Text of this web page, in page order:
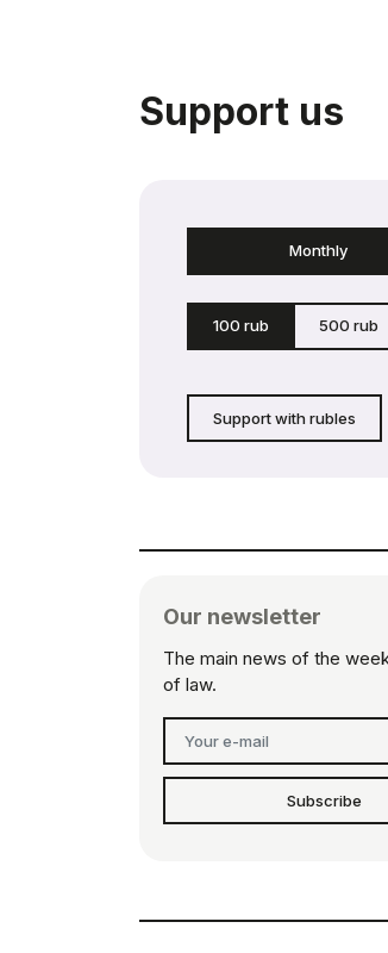
Support us
Monthly
100 rub 500 rub
Support with rubles
Our newsletter
The main news of the
of law.
Subscribe